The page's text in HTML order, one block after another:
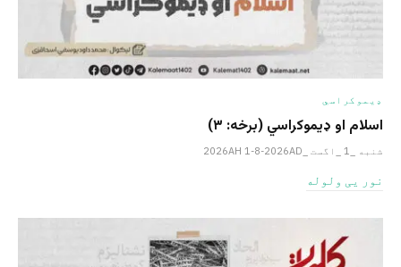
ډیموکراسي
اسلام او ډیموکراسي (برخه: ۳)
شنبه _1 _اگست _2026AH 1-8-2026AD
نور یی ولوله